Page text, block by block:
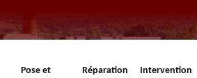
Pose et
Réparation
Intervention